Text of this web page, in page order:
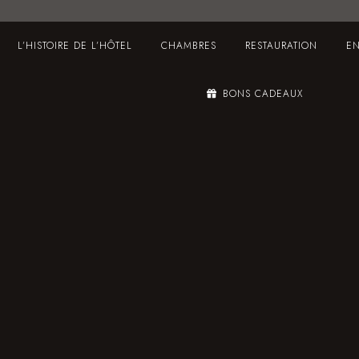
L’HISTOIRE DE L’HÔTEL CHAMBRES RESTAURATION
BONS CADEAUX